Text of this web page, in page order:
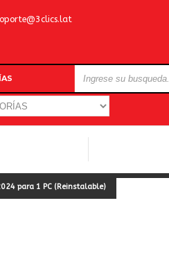
para 1 PC (Reinstalable)